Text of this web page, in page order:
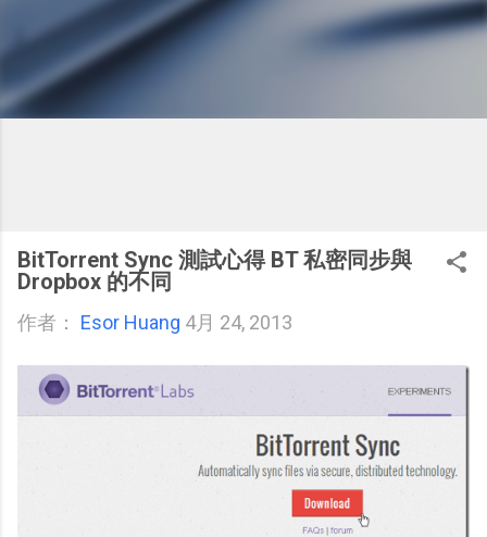
BitTorrent Sync 測試心得 BT 私密同步與
Dropbox 的不同
作者： Esor Huang 4月 24, 2013